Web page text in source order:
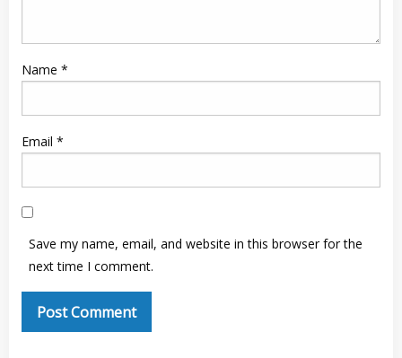
Name *
Email *
Save my name, email, and website in this browser for the
next time I comment.